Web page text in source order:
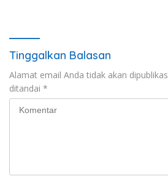
Tinggalkan Balasan
Alamat email Anda tidak akan
ditandai *